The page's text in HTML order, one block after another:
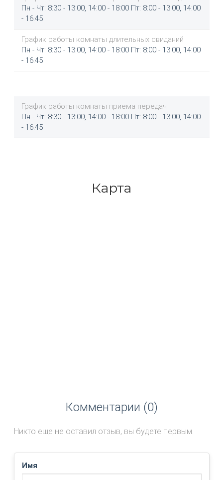
Пн - Чт: 8:30 - 13:00, 14:00 - 18:00 Пт: 8:00 - 13:00, 14:00
- 16:45
График работы комнаты длительных свиданий
Пн - Чт: 8:30 - 13:00, 14:00 - 18:00 Пт: 8:00 - 13:00, 14:00
- 16:45
График работы комнаты приема передач
Пн - Чт: 8:30 - 13:00, 14:00 - 18:00 Пт: 8:00 - 13:00, 14:00
- 16:45
Карта
Комментарии (0)
Никто еще не оставил отзыв, вы будете первым.
Имя